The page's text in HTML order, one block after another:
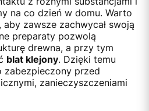
na co dzień w domu. Warto
zawsze zachwycał swoją
preparaty pozwolą
drewna, a przy tym
blat klejony. Dzięki temu
zabezpieczony przed
zanieczyszczeniami